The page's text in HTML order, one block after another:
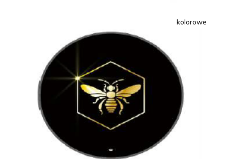
kolorowe